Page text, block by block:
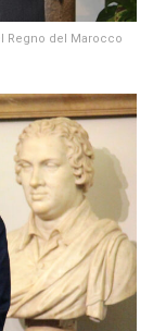
Regno del Marocco